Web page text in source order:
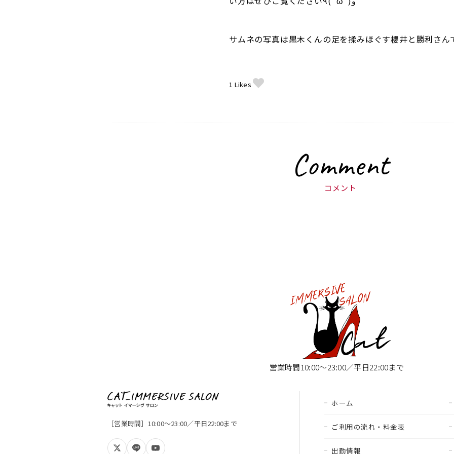
サムネの写真は黒木くんの足を揉みほぐす櫻井と勝利さ
1 Likes
Comment
コメント
営業時間10:00〜23:00／平日22:00まで
［営業時間］10:00〜23:00／平日22:00まで
ホーム
ご利用の流れ・料金表
出勤情報